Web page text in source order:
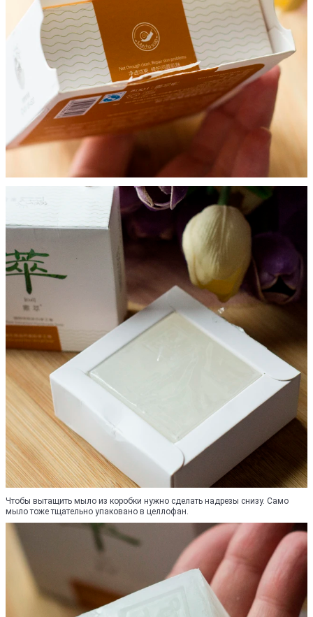
Чтобы вытащить мыло из коробки нужно сделать надрезы снизу. Само
мыло тоже тщательно упаковано в целлофан.